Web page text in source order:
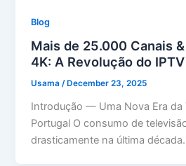
Blog
Mais de 25.000 Canais
4K: A Revolução do
Usama/ December 23, 2025
Introdução — Uma Nova Era da
Portugal O consumo de
drasticamente na última